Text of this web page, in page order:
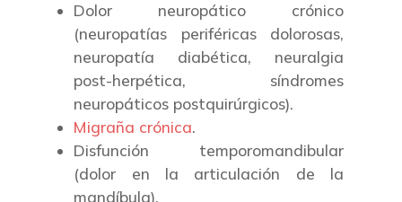
Dolor neuropático crónico
(neuropatías periféricas dolorosas,
neuropatía diabética, neuralgia
post-herpética, síndromes
neuropáticos postquirúrgicos).
Migraña crónica.
Disfunción temporomandibular
(dolor en la articulación de la
mandíbula).